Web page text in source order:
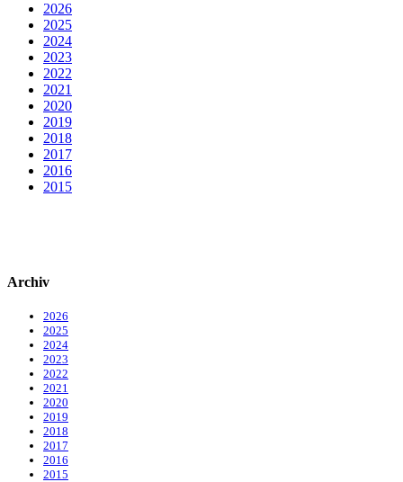
2026
2025
2024
2023
2022
2021
2020
2019
2018
2017
2016
2015
Archiv
2026
2025
2024
2023
2022
2021
2020
2019
2018
2017
2016
2015